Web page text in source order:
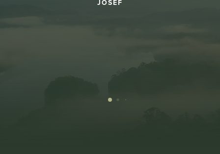
JOSEF